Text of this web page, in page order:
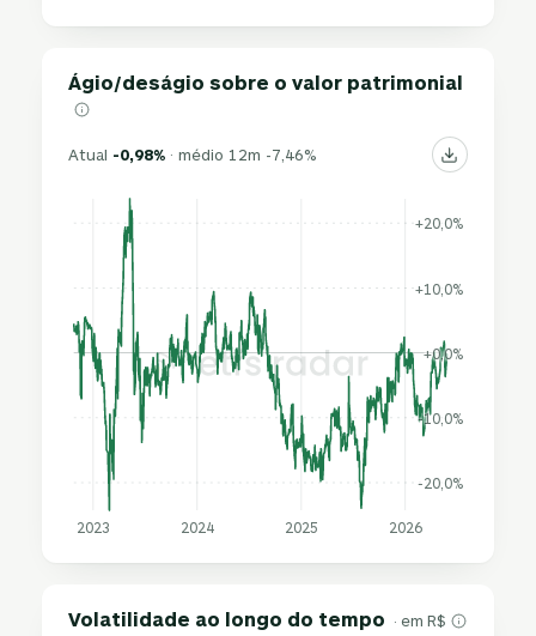
Ágio/deságio sobre o valor patrimonial
Atual -0,98% · médio 12m -7,46%
-20,0%
-10,0%
+0,0%
+10,0%
+20,0%
2023 2024 2025 2026
Volatilidade ao longo do tempo · em R$